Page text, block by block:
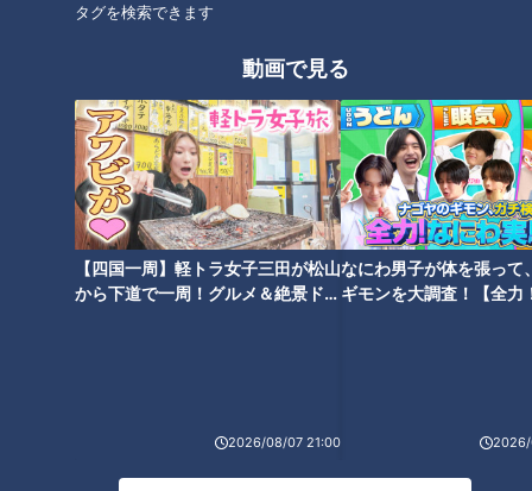
タグを検索できます
動画で見る
【四国一周】軽トラ女子三田が松山
から下道で一周！グルメ＆絶景ドラ
2026/08/07 21:00
なにわ男子が体を張って
ギモンを大調査！【全力
2026/
タグ